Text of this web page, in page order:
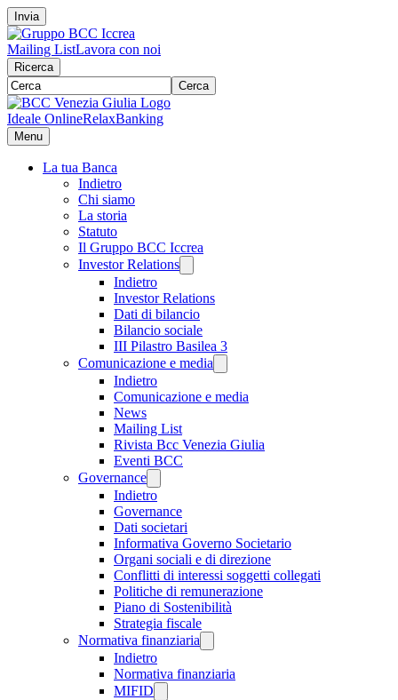
Invia
Mailing ListLavora con noi
Ricerca
Cerca
Ideale OnlineRelaxBanking
Menu
La tua Banca
Indietro
Chi siamo
La storia
Statuto
Il Gruppo BCC Iccrea
Investor Relations
Indietro
Investor Relations
Dati di bilancio
Bilancio sociale
III Pilastro Basilea 3
Comunicazione e media
Indietro
Comunicazione e media
News
Mailing List
Rivista Bcc Venezia Giulia
Eventi BCC
Governance
Indietro
Governance
Dati societari
Informativa Governo Societario
Organi sociali e di direzione
Conflitti di interessi soggetti collegati
Politiche di remunerazione
Piano di Sostenibilità
Strategia fiscale
Normativa finanziaria
Indietro
Normativa finanziaria
MIFID